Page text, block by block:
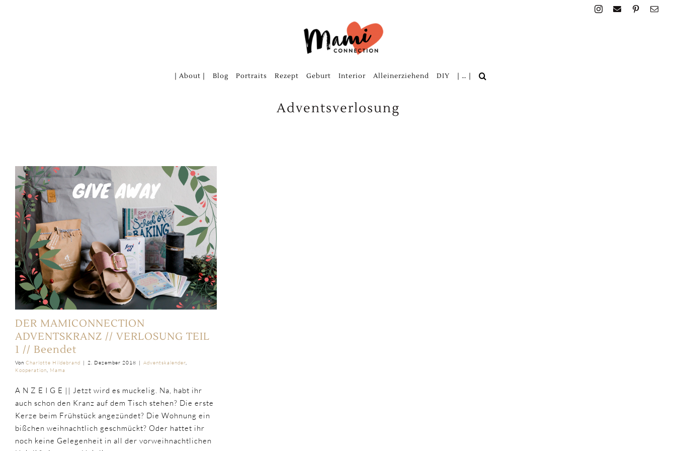
| About | Blog Portraits Rezept Geburt Interior Alleinerziehend DIY | … |
Adventsverlosung
DER MAMICONNECTION
ADVENTSKRANZ // VERLOSUNG TEIL
1 // Beendet
Von Charlotte Hildebrand | 2. Dezember 2018 | Adventskalender,
Kooperation, Mama
A N Z E I G E || Jetzt wird es muckelig. Na, habt ihr
auch schon den Kranz auf dem Tisch stehen? Die erste
Kerze beim Frühstück angezündet? Die Wohnung ein
bißchen weihnachtlich geschmückt? Oder hattet ihr
noch keine Gelegenheit in all der vorweihnachtlichen